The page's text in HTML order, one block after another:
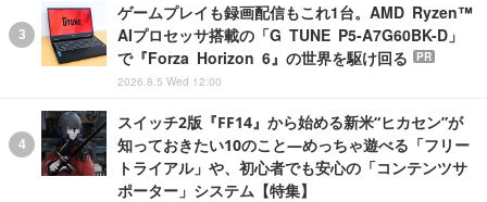
ゲームプレイも録画配信もこれ1台。AMD Ryzen™
AIプロセッサ搭載の「G TUNE P5-A7G60BK-D」
で『Forza Horizon 6』の世界を駆け回る
PR
2026.8.5 Wed 12:00
スイッチ2版『FF14』から始める新米“ヒカセン”が
知っておきたい10のこと―めっちゃ遊べる「フリー
トライアル」や、初心者でも安心の「コンテンツサ
ポーター」システム【特集】